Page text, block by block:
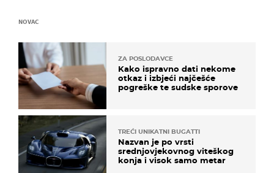
NOVAC
ZA POSLODAVCE
Kako ispravno dati nekome
otkaz i izbjeći najčešće
pogreške te sudske sporove
TREĆI UNIKATNI BUGATTI
Nazvan je po vrsti
srednjovjekovnog viteškog
konja i visok samo metar